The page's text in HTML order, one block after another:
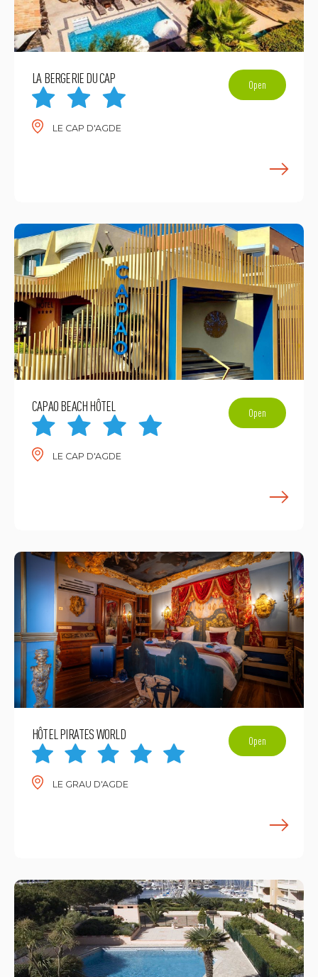
LA BERGERIE DU CAP
LE CAP D'AGDE
Open
CAPAO BEACH HÔTEL
LE CAP D'AGDE
Open
HÔTEL PIRATES WORLD
LE GRAU D'AGDE
Open